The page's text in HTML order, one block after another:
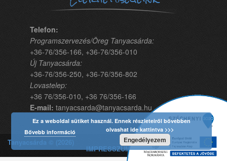
Telefon:
Programszervezés/Öreg Tanyacsárda:
+36-76/356-166, +36-76/356-010
Új Tanyacsárda:
+36-76/356-250, +36-76/356-802
Lovastelep:
+36 76/356-010, +36 76/356-166
E-mail: tanyacsarda@tanyacsarda.hu
Tanyacsárda © (2026)
IMPRESSZUM | Fejlesztő: Marketing Menü
Ez a weboldal sütiket használ. Ennek részleteiről bővebben
olvashat ide kattintva >>>
Bővebb információ
Engedélyezem